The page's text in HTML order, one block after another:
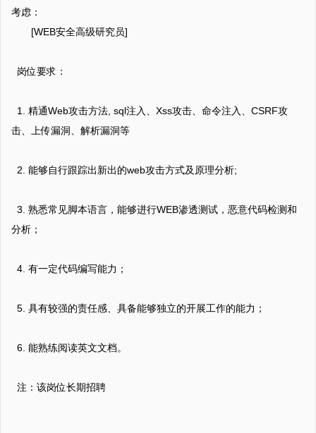
考虑：
[WEB安全高级研究员]
岗位要求：
1. 精通Web攻击方法, sql注入、Xss攻击、命令注入、CSRF攻
击、上传漏洞、解析漏洞等
2. 能够自行跟踪出新出的web攻击方式及原理分析;
3. 熟悉常见脚本语言，能够进行WEB渗透测试，恶意代码检测和
分析；
4. 有一定代码编写能力；
5. 具有较强的责任感、具备能够独立的开展工作的能力；
6. 能熟练阅读英文文档。
注：该岗位长期招聘